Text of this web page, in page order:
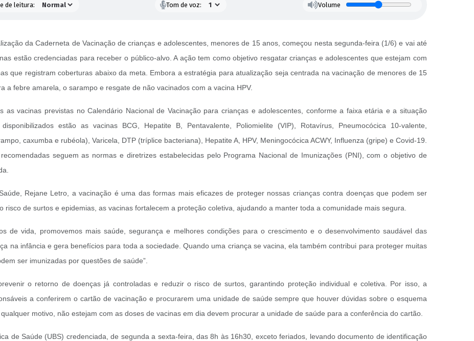
de leitura: Tom de voz: Volume
da Caderneta de Vacinação de crianças e adolescentes, menores de 15 anos, começou nesta segunda-feira (1/6) e vai até
estão credenciadas para receber o público-alvo. A ação tem como objetivo resgatar crianças e adolescentes que estejam com
que registram coberturas abaixo da meta. Embora a estratégia para atualização seja centrada na vacinação de menores de 15
a febre amarela, o sarampo e resgate de não vacinados com a vacina HPV.
as vacinas previstas no Calendário Nacional de Vacinação para crianças e adolescentes, conforme a faixa etária e a situação
estão as vacinas BCG, Hepatite B, Pentavalente, Poliomielite (VIP), Rotavírus, Pneumocócica 10-valente,
caxumba e rubéola), Varicela, DTP (tríplice bacteriana), Hepatite A, HPV, Meningocócica ACWY, Influenza (gripe) e Covid-19.
seguem as normas e diretrizes estabelecidas pelo Programa Nacional de Imunizações (PNI), com o objetivo de
Rejane Letro, a vacinação é uma das formas mais eficazes de proteger nossas crianças contra doenças que podem ser
de surtos e epidemias, as vacinas fortalecem a proteção coletiva, ajudando a manter toda a comunidade mais segura.
de vida, promovemos mais saúde, segurança e melhores condições para o crescimento e o desenvolvimento saudável das
na infância e gera benefícios para toda a sociedade. Quando uma criança se vacina, ela também contribui para proteger muitas
ser imunizadas por questões de saúde”.
o retorno de doenças já controladas e reduzir o risco de surtos, garantindo proteção individual e coletiva. Por isso, a
a conferirem o cartão de vacinação e procurarem uma unidade de saúde sempre que houver dúvidas sobre o esquema
motivo, não estejam com as doses de vacinas em dia devem procurar a unidade de saúde para a conferência do cartão.
de Saúde (UBS) credenciada, de segunda a sexta-feira, das 8h às 16h30, exceto feriados, levando documento de identificação